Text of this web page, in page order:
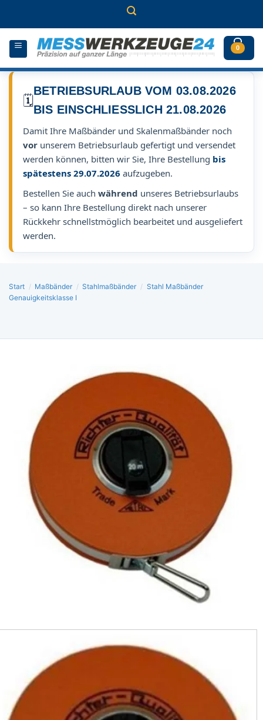
0
🗓️
BETRIEBSURLAUB VOM 03.08.2026
BIS EINSCHLIESSLICH 21.08.2026
Damit Ihre Maßbänder und Skalenmaßbänder noch
vor unserem Betriebsurlaub gefertigt und versendet
werden können, bitten wir Sie, Ihre Bestellung bis
spätestens 29.07.2026 aufzugeben.
Bestellen Sie auch während unseres Betriebsurlaubs
– so kann Ihre Bestellung direkt nach unserer
Rückkehr schnellstmöglich bearbeitet und ausgeliefert
werden.
Start / Maßbänder / Stahlmaßbänder / Stahl Maßbänder
Genauigkeitsklasse I